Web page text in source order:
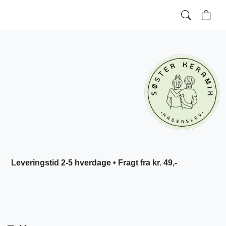
Leveringstid 2-5 hverdage • Fragt fra kr. 49,-